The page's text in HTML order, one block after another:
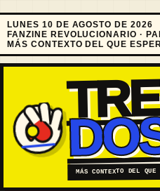
LUNES 10 DE AGOSTO DE 2026
FANZINE REVOLUCIONARIO ·
MÁS CONTEXTO DEL QUE
MÁS CONTEXTO DEL QUE